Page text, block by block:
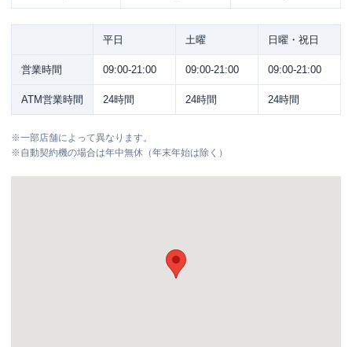
平日 土曜 日曜・祝日
営業時間 09:00-21:00 09:00-21:00 09:00-21:00
ATM営業時間 24時間 24時間 24時間
※一部店舗によって異なります。
※自動契約機の場合は年中無休（年末年始は除く）